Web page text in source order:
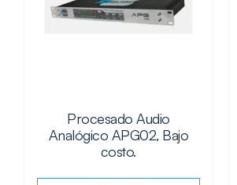
Procesado Audio
Analógico APG02, Bajo
costo.